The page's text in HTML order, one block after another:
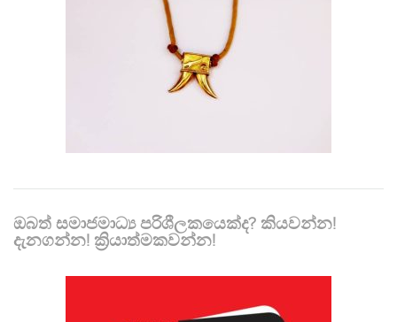
ඔබත් සමාජමාධ්‍ය පරිශීලකයෙක්ද? කියවන්න!
දැනගන්න! ක්‍රියාත්මකවන්න!